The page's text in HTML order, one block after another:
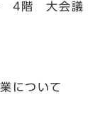
階 大会議
ついて